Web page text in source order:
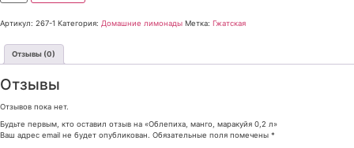
Артикул: 267-1 Категория: Домашние лимонады Метка: Гжатская
Отзывы (0)
Отзывы
Отзывов пока нет.
Будьте первым, кто оставил отзыв на «Облепиха, манго, маракуйя 0,2 л»
Ваш адрес email не будет опубликован. Обязательные поля помечены *